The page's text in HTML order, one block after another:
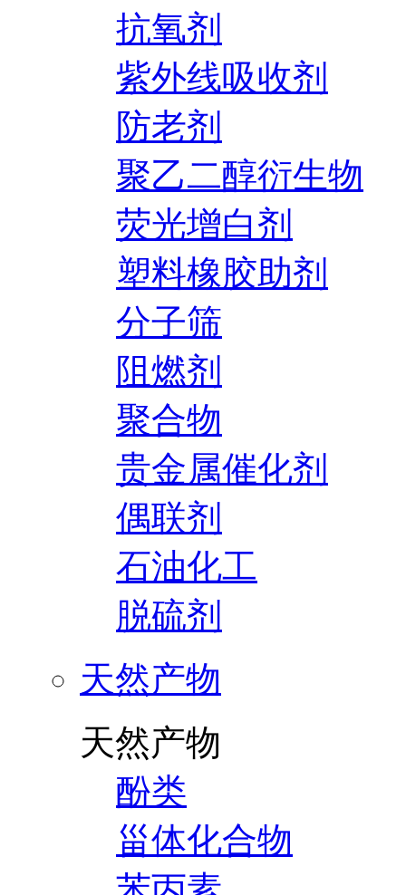
抗氧剂
紫外线吸收剂
防老剂
聚乙二醇衍生物
荧光增白剂
塑料橡胶助剂
分子筛
阻燃剂
聚合物
贵金属催化剂
偶联剂
石油化工
脱硫剂
天然产物
天然产物
酚类
甾体化合物